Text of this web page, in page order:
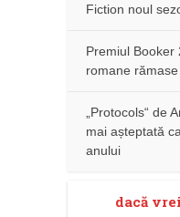
Fiction noul
Premiul Booker
romane
„Protocols“ de
mai așteptată
anului
dacă